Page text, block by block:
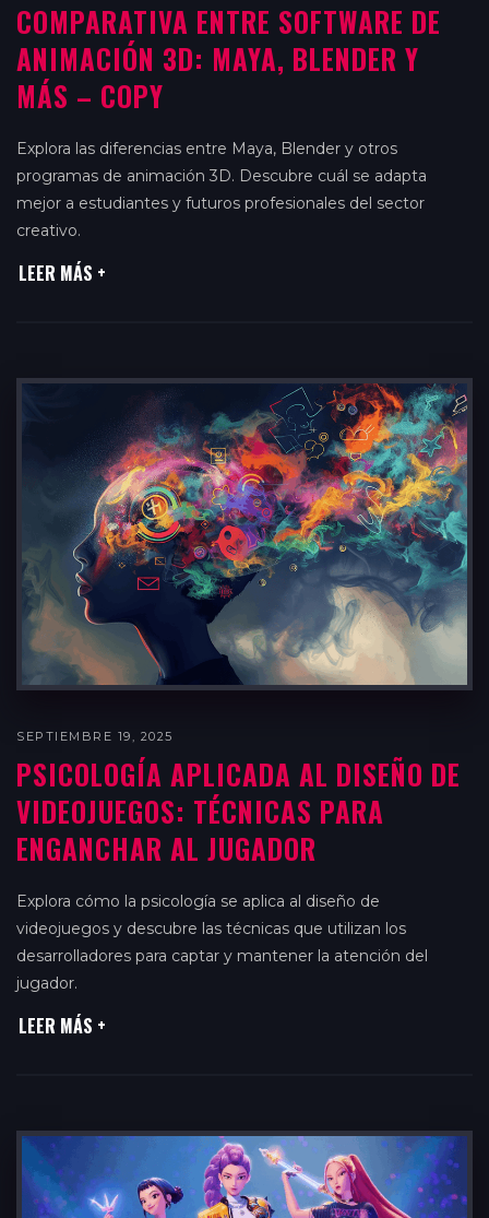
COMPARATIVA ENTRE SOFTWARE DE
ANIMACIÓN 3D: MAYA, BLENDER Y
MÁS – COPY
Explora las diferencias entre Maya, Blender y otros
programas de animación 3D. Descubre cuál se adapta
mejor a estudiantes y futuros profesionales del sector
creativo.
LEER MÁS
SEPTIEMBRE 19, 2025
PSICOLOGÍA APLICADA AL DISEÑO DE
VIDEOJUEGOS: TÉCNICAS PARA
ENGANCHAR AL JUGADOR
Explora cómo la psicología se aplica al diseño de
videojuegos y descubre las técnicas que utilizan los
desarrolladores para captar y mantener la atención del
jugador.
LEER MÁS